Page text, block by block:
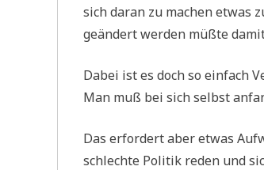
sich dar­an zu machen etwas
geän­dert wer­den müß­te
Dabei ist es doch so ein­fach
Man muß bei sich selbst
Das erfor­dert aber etwas
schlech­te Poli­tik reden und